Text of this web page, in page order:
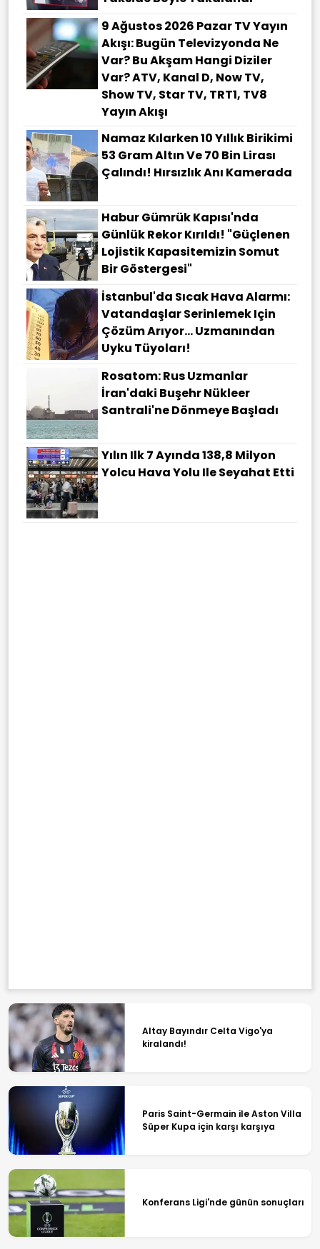
9 Ağustos 2026 Pazar TV Yayın
Akışı: Bugün Televizyonda Ne
Var? Bu Akşam Hangi Diziler
Var? ATV, Kanal D, Now TV,
Show TV, Star TV, TRT1, TV8
Yayın Akışı
Namaz Kılarken 10 Yıllık Birikimi
53 Gram Altın Ve 70 Bin Lirası
Çalındı! Hırsızlık Anı Kamerada
Habur Gümrük Kapısı'nda
Günlük Rekor Kırıldı! "Güçlenen
Lojistik Kapasitemizin Somut
Bir Göstergesi"
İstanbul'da Sıcak Hava Alarmı:
Vatandaşlar Serinlemek Için
Çözüm Arıyor... Uzmanından
Uyku Tüyoları!
Rosatom: Rus Uzmanlar
İran'daki Buşehr Nükleer
Santrali'ne Dönmeye Başladı
Yılın Ilk 7 Ayında 138,8 Milyon
Yolcu Hava Yolu Ile Seyahat Etti
Altay Bayındır Celta Vigo'ya
kiralandı!
Paris Saint-Germain ile Aston Villa
Süper Kupa için karşı karşıya
Konferans Ligi'nde günün sonuçları